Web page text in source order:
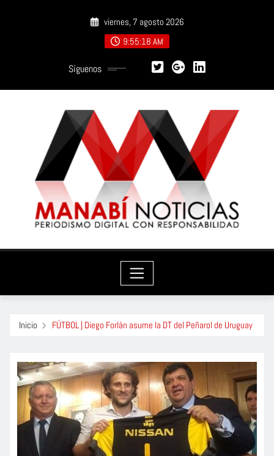
viernes, 7 agosto 2026
9:55:19 AM
Síguenos
Inicio FÚTBOL | Diego Forlán asume la DT del Peñarol de Uruguay